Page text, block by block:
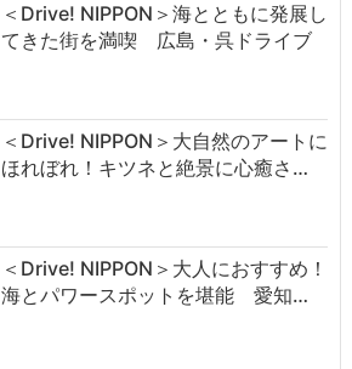
＜Drive! NIPPON＞海とともに発展し
てきた街を満喫 広島・呉ドライブ
＜Drive! NIPPON＞大自然のアートに
ほれぼれ！キツネと絶景に心癒さ…
＜Drive! NIPPON＞大人におすすめ！
海とパワースポットを堪能 愛知…